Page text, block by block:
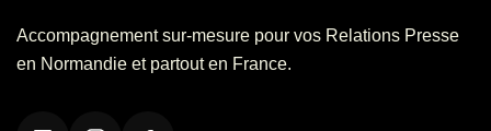
Accompagnement sur-mesure pour vos Relations Presse
en Normandie et partout en France.